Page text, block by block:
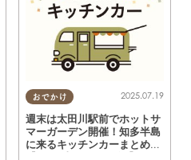
おでかけ 2025.07.19
週末は太田川駅前でホットサ
マーガーデン開催！知多半島
に来るキッチンカーまとめ